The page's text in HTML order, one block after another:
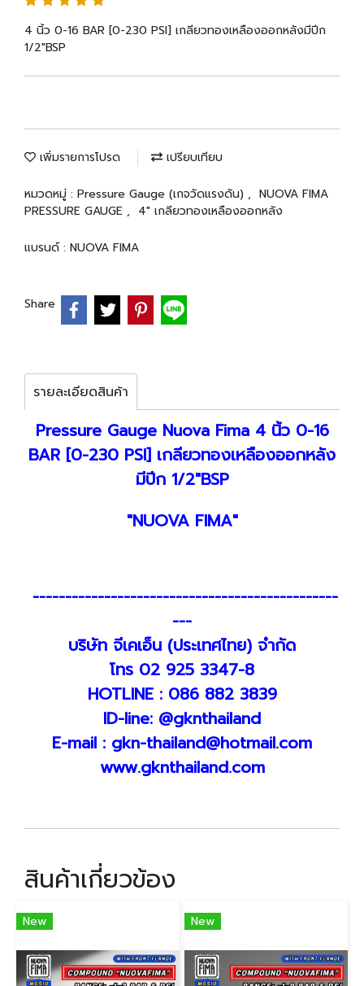
4 นิ้ว 0-16 BAR [0-230 PSI] เกลียวทองเหลืองออกหลังมีปีก
1/2"BSP
เพิ่มรายการโปรด เปรียบเทียบ
หมวดหมู่ : Pressure Gauge (เกจวัดแรงดัน) , NUOVA FIMA
PRESSURE GAUGE , 4" เกลียวทองเหลืองออกหลัง
แบรนด์ : NUOVA FIMA
Share
รายละเอียดสินค้า
Pressure Gauge Nuova Fima 4 นิ้ว 0-16
BAR [0-230 PSI] เกลียวทองเหลืองออกหลัง
มีปีก 1/2"BSP
"NUOVA FIMA"
-----------------------------------------------
---
บริษัท จีเคเอ็น (ประเทศไทย) จำกัด
โทร 02 925 3347-8
HOTLINE : 086 882 3839
ID-line: @gknthailand
E-mail : gkn-thailand@hotmail.com
www.gknthailand.com
สินค้าเกี่ยวข้อง
New New